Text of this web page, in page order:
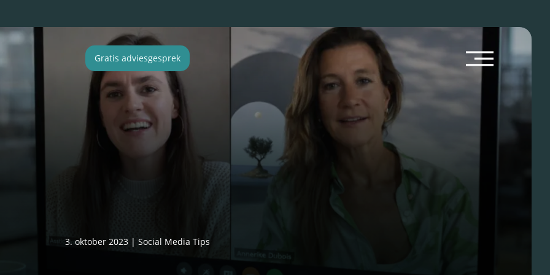
Gratis adviesgesprek
3. oktober 2023 | Social Media Tips